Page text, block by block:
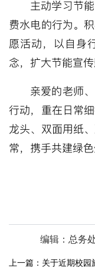
主动学习节
费水电的行为。
愿活动，以自身
念，扩大节能宣传
亲爱的老师
行动，重在日常
龙头、双面用纸
常，携手共建绿色
编辑：总务
上一篇： 关于近期校园